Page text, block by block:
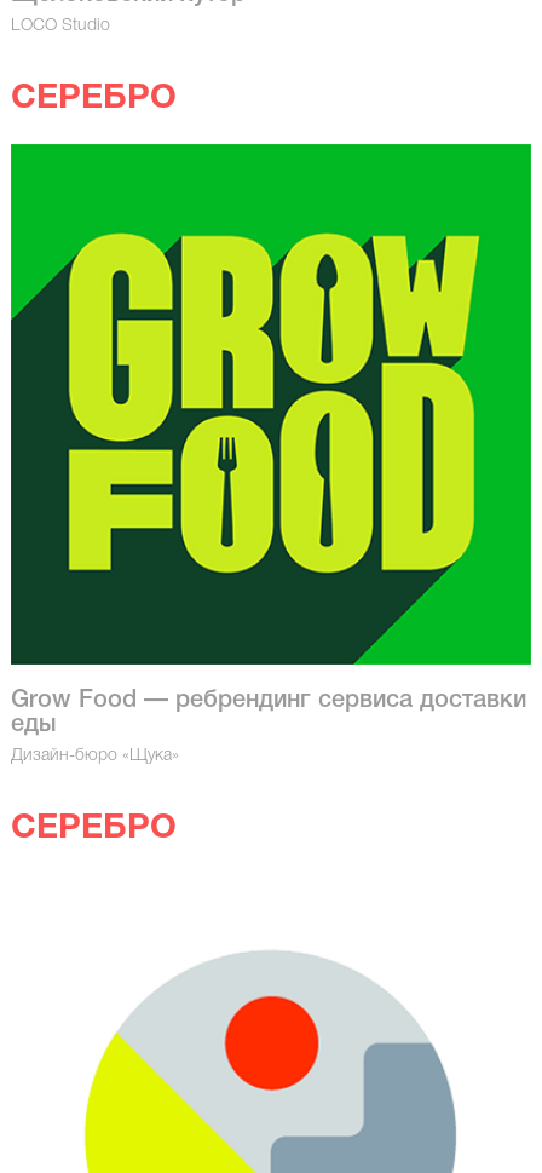
LOCO Studio
СЕРЕБРО
Grow Food — ребрендинг сервиса доставки
еды
Дизайн-бюро «Щука»
СЕРЕБРО